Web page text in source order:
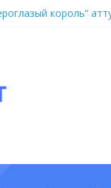
король”